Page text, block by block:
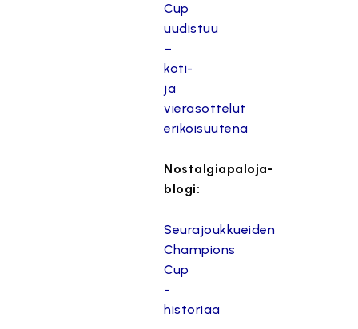
Cup
uudistuu
–
koti-
ja
vierasottelut
erikoisuutena
Nostalgiapaloja-
blogi:
Seurajoukkueiden
Champions
Cup
-
historiaa